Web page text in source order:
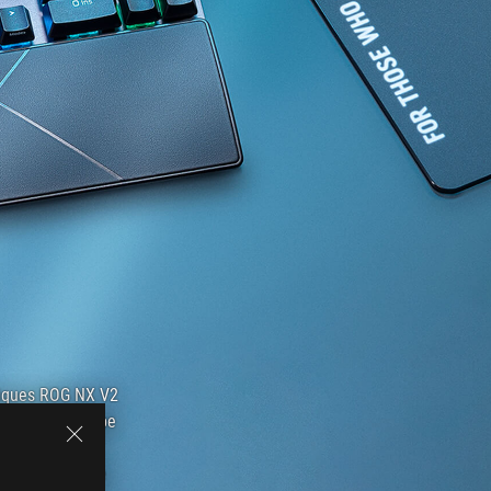
ROG NX V2
à double frappe
de
amovible